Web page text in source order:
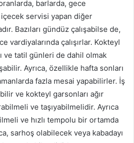
barlarda, gece
servisi yapan diğer
Bazıları gündüz çalışabilse de,
vardiyalarında çalışırlar. Kokteyl
ve tatil günleri de dahil olmak
Ayrıca, özellikle hafta sonları
fazla mesai yapabilirler. İş
ve kokteyl garsonları ağır
ve taşıyabilmelidir. Ayrıca
ve hızlı tempolu bir ortamda
sarhoş olabilecek veya kabadayı